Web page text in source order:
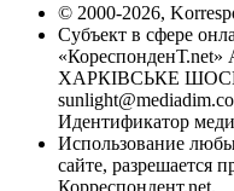
© 2000-2026,
Субъект в сфере
«КореспонденТ.net»
ХАРКІВСЬКЕ ШОСЕ,
Идентификатор
Использование
сайте, разрешается
Корреспондент.net.